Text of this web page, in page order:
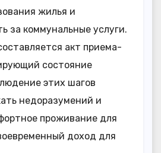
жилья и
за коммунальные услуги.
акт приема-
состояние
этих шагов
недоразумений и
проживание для
доход для